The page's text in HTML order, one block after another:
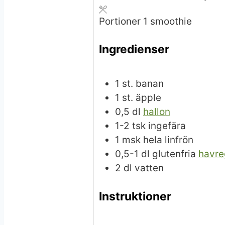
Portioner 1 smoothie
Ingredienser
1 st. banan
1 st. äpple
0,5 dl hallon
1-2 tsk ingefära
1 msk hela linfrön
0,5-1 dl glutenfria
2 dl vatten
Instruktioner